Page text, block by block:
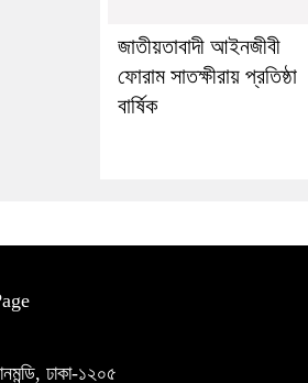
জাতীয়তাবাদী আইনজীবী
ফোরাম সাতক্ষীরায় প্রতিষ্ঠা
বার্ষিক
ঢাকা-১২০৫